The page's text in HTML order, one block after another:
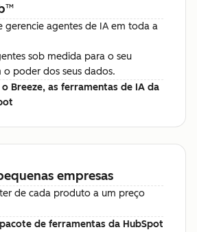
™
gerencie agentes de IA em toda a
sob medida para o seu
o poder dos seus dados.
Breeze, as ferramentas de IA da
empresas
de cada produto a um preço
de ferramentas da HubSpot